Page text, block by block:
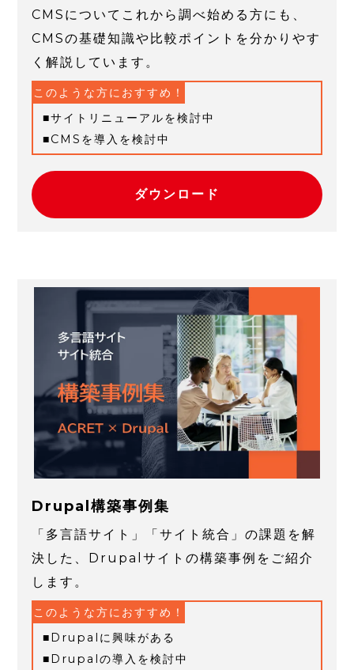
CMSについてこれから調べ始める方にも、
CMSの基礎知識や比較ポイントを分かりやす
く解説しています。
このような方におすすめ！
サイトリニューアルを検討中
CMSを導入を検討中
ダウンロード
Drupal構築事例集
「多言語サイト」「サイト統合」の課題を解
決した、Drupalサイトの構築事例をご紹介
します。
このような方におすすめ！
Drupalに興味がある
Drupalの導入を検討中